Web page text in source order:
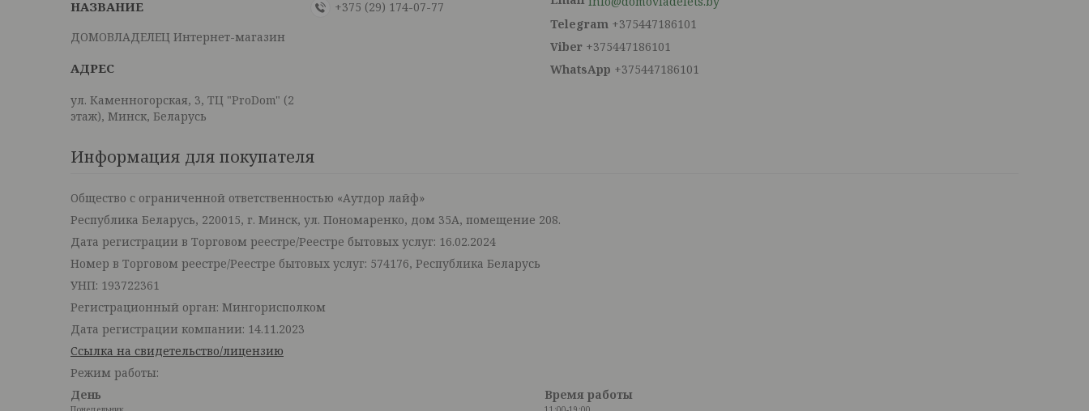
ДОМОВЛАДЕЛЕЦ Интернет-магазин
ул. Каменногорская, 3, ТЦ "ProDom" (2
этаж), Минск, Беларусь
+375 (29) 174-07-77
+375447186101
+375447186101
+375447186101
Информация для покупателя
Общество с ограниченной ответственностью «Аутдор лайф»
Республика Беларусь, 220015, г. Минск, ул. Пономаренко, дом 35А, помещение 208.
Дата регистрации в Торговом реестре/Реестре бытовых услуг: 16.02.2024
Номер в Торговом реестре/Реестре бытовых услуг: 574176, Республика Беларусь
УНП: 193722361
Регистрационный орган: Мингорисполком
Дата регистрации компании: 14.11.2023
Ссылка на свидетельство/лицензию
Режим работы:
День
Время работы